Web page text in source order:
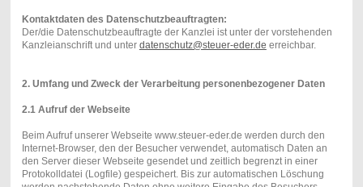
Kontaktdaten des Datenschutzbeauftragten:
Der/die Datenschutzbeauftragte der Kanzlei ist unter der vorstehenden
Kanzleianschrift und unter datenschutz@steuer-eder.de erreichbar.
2. Umfang und Zweck der Verarbeitung personenbezogener Daten
2.1 Aufruf der Webseite
Beim Aufruf unserer Webseite www.steuer-eder.de werden durch den
Internet-Browser, den der Besucher verwendet, automatisch Daten an
den Server dieser Webseite gesendet und zeitlich begrenzt in einer
Protokolldatei (Logfile) gespeichert. Bis zur automatischen Löschung